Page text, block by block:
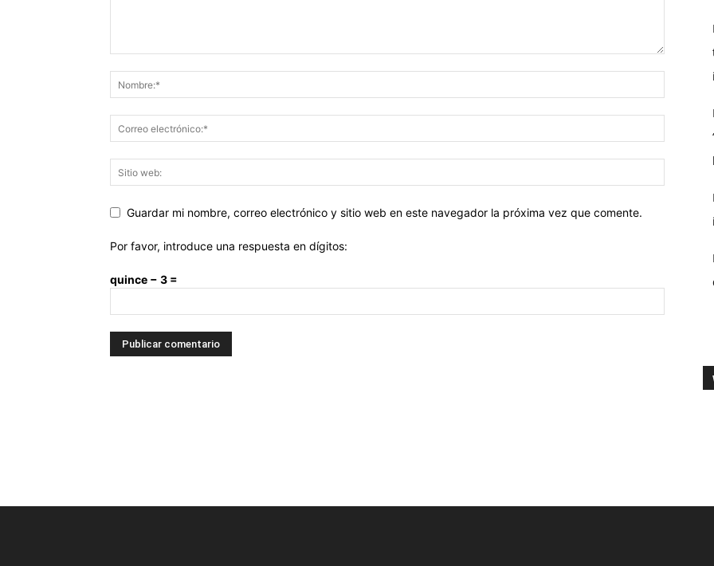
Guardar mi nombre, correo electrónico y sitio web en este navegador la próxima vez que comente.
Por favor, introduce una respuesta en dígitos:
quince − 3 =